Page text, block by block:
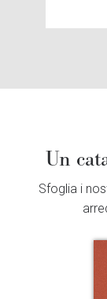
Un
Sfoglia i